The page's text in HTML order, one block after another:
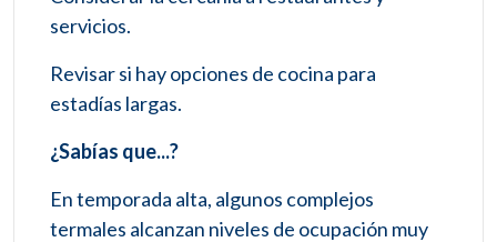
servicios.
Revisar si hay opciones de cocina para
estadías largas.
¿Sabías que...?
En temporada alta, algunos complejos
termales alcanzan niveles de ocupación muy